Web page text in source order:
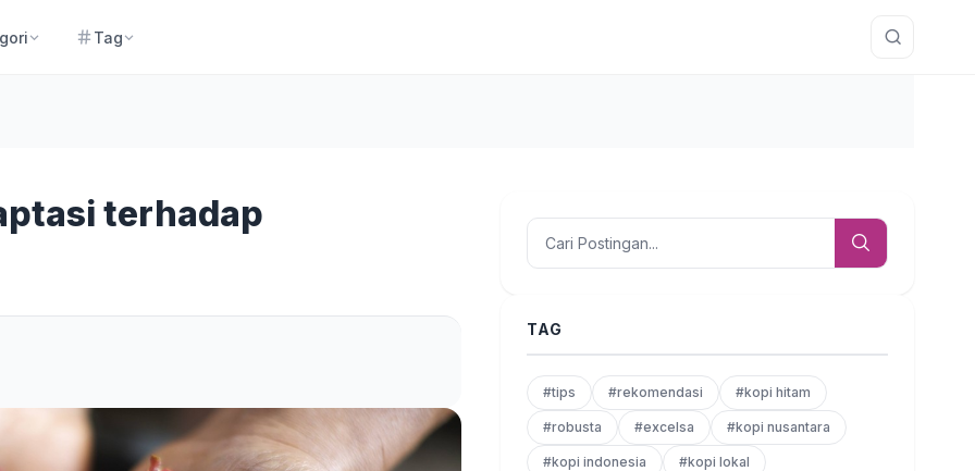
Tag
terhadap
TAG
#tips #rekomendasi #kopi hitam
#robusta #excelsa #kopi nusantara
#kopi indonesia #kopi lokal